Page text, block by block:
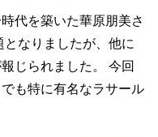
代を築いた華原朋美さ
なりましたが、他に
じられました。 今回
も特に有名なラサール